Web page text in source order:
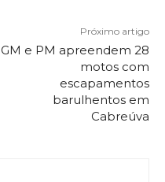
Próximo artigo
GM e PM apreendem 28
motos com
escapamentos
barulhentos em
Cabreúva